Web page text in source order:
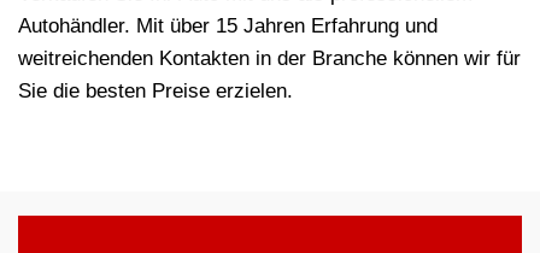
Autohändler. Mit über 15 Jahren Erfahrung und
weitreichenden Kontakten in der Branche können wir für
Sie die besten Preise erzielen.